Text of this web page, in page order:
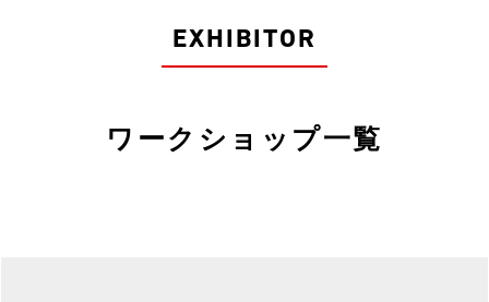
EXHIBITOR
MOVIE
EXHIBITOR
ワークショップ一覧